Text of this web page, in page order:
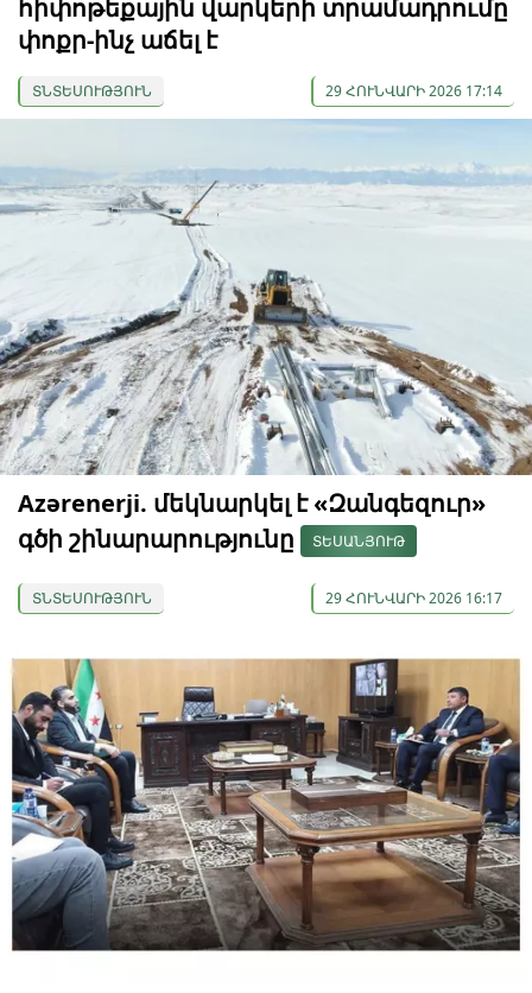
հիփոթեքային վարկերի տրամադրումը
փոքր-ինչ աճել է
ՏՆՏԵՍՈՒԹՅՈՒՆ 29 ՀՈՒՆՎԱՐԻ 2026 17:14
Azərenerji. մեկնարկել է «Զանգեզուր»
գծի շինարարությունը
ՏԵՍԱՆՅՈՒԹ
ՏՆՏԵՍՈՒԹՅՈՒՆ 29 ՀՈՒՆՎԱՐԻ 2026 16:17